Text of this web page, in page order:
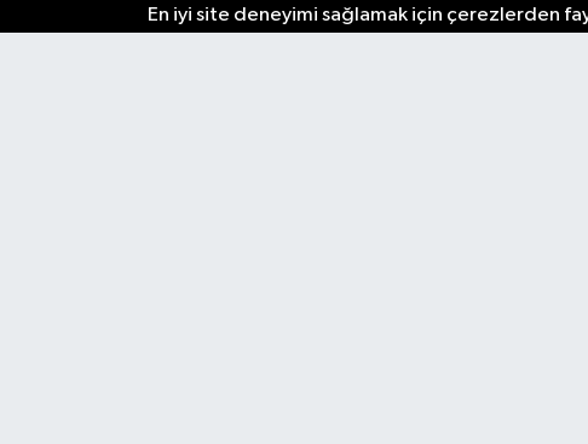
En iyi site deneyimi sağlamak için çerezlerden